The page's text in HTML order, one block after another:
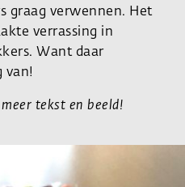
graag verwennen. Het
verrassing in
Want daar
van!
tekst en beeld!